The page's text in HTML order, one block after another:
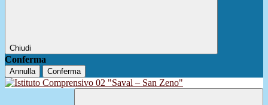
Chiudi
Conferma
Annulla Conferma